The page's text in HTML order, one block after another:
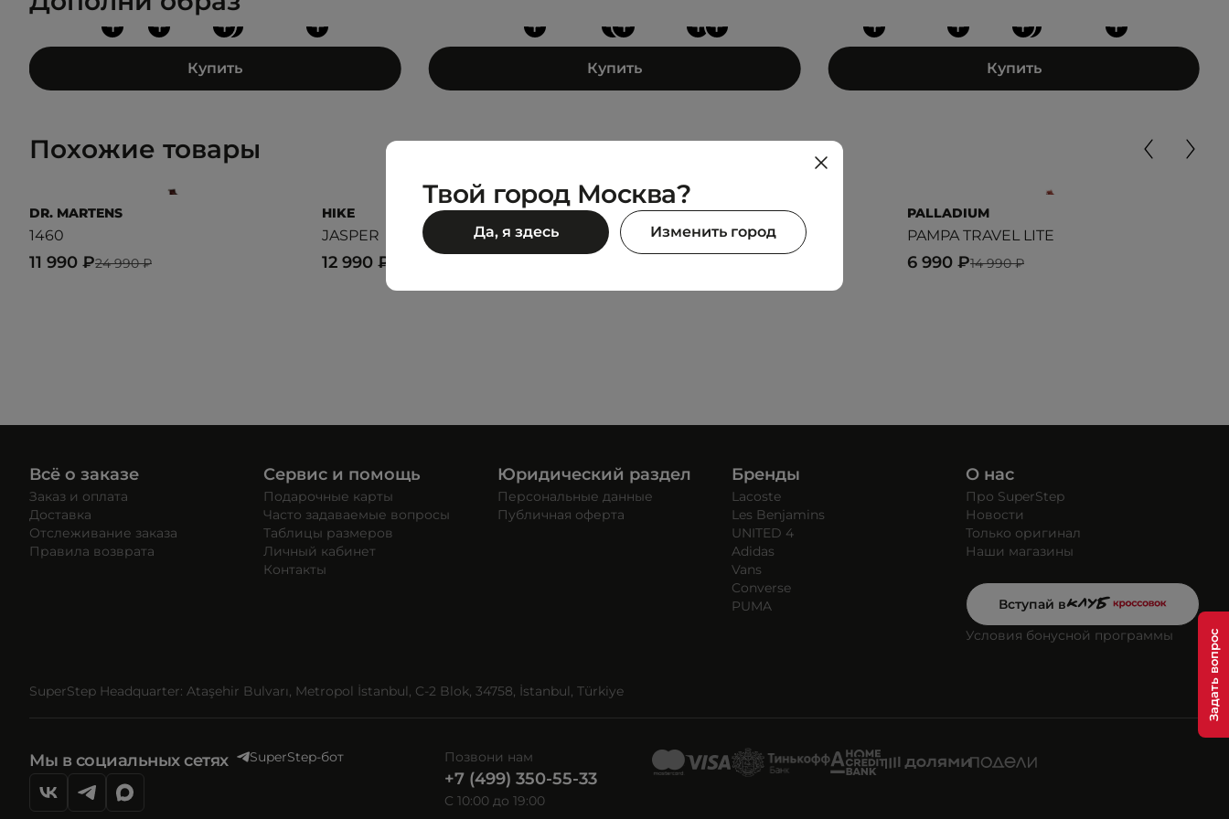
+
+
+ + +
Купить
+
+
+ + +
Купить
+
+
+ + +
Купить
Похожие товары
DR. MARTENS
1460
24 990 ₽
11 990 ₽
HIKE
JASPER
12 990 ₽
NATIVE
Johnny TrekLite Bloom
PALLADIUM
PAMPA TRAVEL LITE
14 990 ₽
6 990 ₽
Всё о заказе
Заказ и оплата
Доставка
Отслеживание заказа
Правила возврата
Сервис и помощь
Подарочные карты
Часто задаваемые вопросы
Таблицы размеров
Личный кабинет
Контакты
Юридический раздел
Персональные данные
Публичная оферта
Бренды
Lacoste
Les Benjamins
UNITED 4
Adidas
Vans
Converse
PUMA
О нас
Про SuperStep
Новости
Только оригинал
Наши магазины
Вступай в
Условия бонусной программы
SuperStep Headquarter: Ataşehir Bulvarı, Metropol İstanbul, C-2 Blok, 34758, İstanbul, Türkiye
Мы в социальных сетях SuperStep-бот Позвони нам
+7 (499) 350-55-33
C 10:00 до 19:00
Твой город Москва?
Да, я здесь Изменить город